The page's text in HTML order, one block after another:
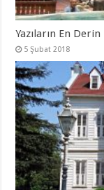
Yazıların En
5 Şubat 2018